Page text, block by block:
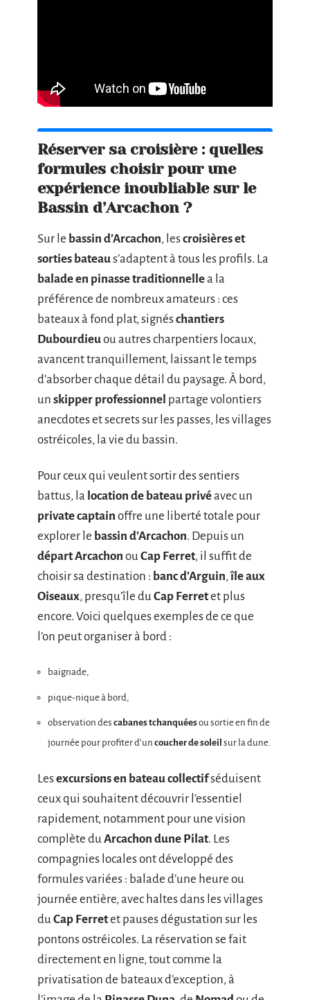
Réserver sa croisière : quelles
formules choisir pour une
expérience inoubliable sur le
Bassin d’Arcachon ?
Sur le bassin d’Arcachon, lescroisières et
sorties bateaus’adaptent à tous les profils. La
balade en pinasse traditionnellea la
préférence de nombreux amateurs : ces
bateaux à fond plat, signéschantiers
Dubourdieuou autres charpentiers locaux,
avancent tranquillement, laissant le temps
d’absorber chaque détail du paysage. À bord,
un skipper professionnel partage volontiers
anecdotes et secrets sur les passes, les villages
ostréicoles, la vie du bassin.
Pour ceux qui veulent sortir des sentiers
battus, la location de bateau privéavec un
private captain offre une liberté totale pour
explorer le bassin d’Arcachon. Depuis un
départ Arcachon ouCap Ferret, il suffit de
choisir sa destination : banc d’Arguin,île aux
Oiseaux, presqu’île duCap Ferretet plus
encore. Voici quelques exemples de ce que
l’on peut organiser à bord :
baignade,
pique-nique à bord,
observation des cabanes tchanquéesou sortie en fin de
journée pour profiter d’un coucher de soleil sur la dune.
Lesexcursions en bateau collectifséduisent
ceux qui souhaitent découvrir l’essentiel
rapidement, notamment pour une vision
complète duArcachon dune Pilat. Les
compagnies locales ont développé des
formules variées : balade d’une heure ou
journée entière, avec haltes dans les villages
duCap Ferretet pauses dégustation sur les
pontons ostréicoles. La réservation se fait
directement en ligne, tout comme la
privatisation de bateaux d’exception, à